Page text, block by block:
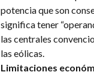
potencia que son
significa tener
las centrales
las eólicas.
Limitaciones